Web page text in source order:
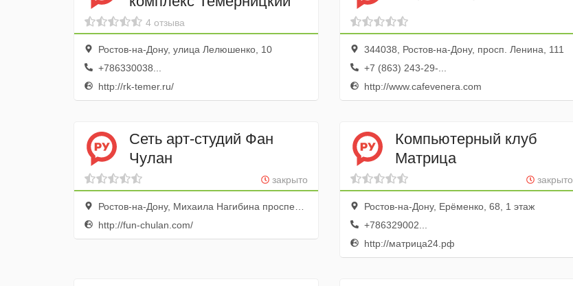
4 отзыва
Ростов-на-Дону, улица Лелюшенко, 10
+786330038...
http://rk-temer.ru/
344038, Ростов-на-Дону, просп. Ленина, 111
+7 (863) 243-29-...
http://www.cafevenera.com
Сеть арт-студий Фан
Чулан
закрыто
Ростов-на-Дону, Михаила Нагибина проспект, 32/2, 1 этаж
http://fun-chulan.com/
Компьютерный клуб
Матрица
закрыто
Ростов-на-Дону, Ерёменко, 68, 1 этаж
+786329002...
http://матрица24.рф